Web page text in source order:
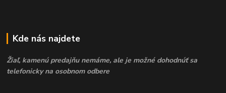
Kde nás najdete
Žiaľ, kamenú predajňu nemáme, ale je možné dohodnúť sa
telefonicky na osobnom odbere